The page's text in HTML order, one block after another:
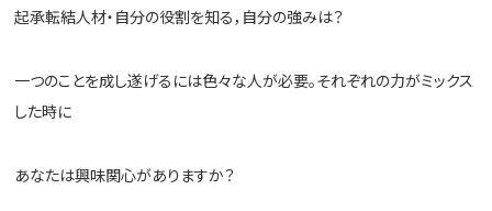
起承転結人材・自分の役割を知る，自分の強みは？
一つのことを成し遂げるには色々な人が必要。それぞれの力がミックス
した時に
あなたは興味関心がありますか？